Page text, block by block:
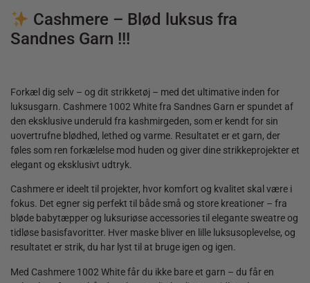
Cashmere – Blød luksus fra
Sandnes Garn !!!
Forkæl dig selv – og dit strikketøj – med det ultimative inden for
luksusgarn. Cashmere 1002 White fra Sandnes Garn er spundet af
den eksklusive underuld fra kashmirgeden, som er kendt for sin
uovertrufne blødhed, lethed og varme. Resultatet er et garn, der
føles som ren forkælelse mod huden og giver dine strikkeprojekter et
elegant og eksklusivt udtryk.
Cashmere er ideelt til projekter, hvor komfort og kvalitet skal være i
fokus. Det egner sig perfekt til både små og store kreationer – fra
bløde babytæpper og luksuriøse accessories til elegante sweatre og
tidløse basisfavoritter. Hver maske bliver en lille luksusoplevelse, og
resultatet er strik, du har lyst til at bruge igen og igen.
Med Cashmere 1002 White får du ikke bare et garn – du får en